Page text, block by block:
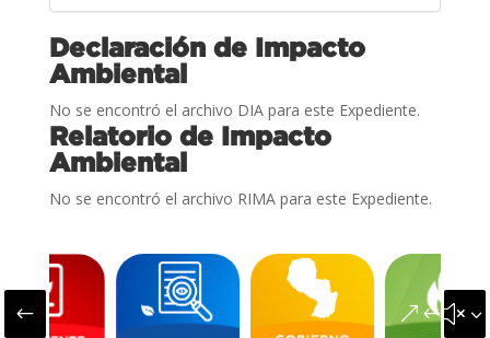
Declaración de Impacto
Ambiental
No se encontró el archivo DIA para este Expediente.
Relatorio de Impacto
Ambiental
No se encontró el archivo RIMA para este Expediente.
#